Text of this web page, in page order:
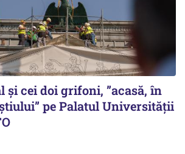
și cei doi grifoni, ”acasă, în
pe Palatul Universității